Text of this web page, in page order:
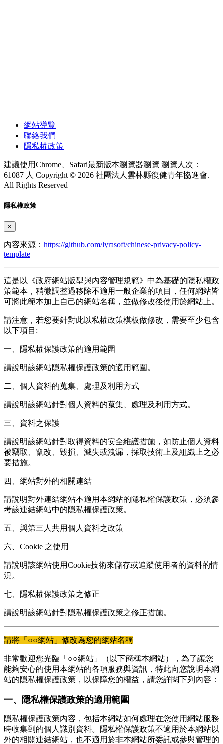
網站導覽
聯絡我們
隱私權政策
建議使用Chrome、Safari最新版本瀏覽器瀏覽 瀏覽人次：
61087 人 Copyright © 2026 社團法人雲林縣復健青年協進會.
All Rights Reserved
隱私權政策
×
內容來源： https://github.com/lyrasoft/chinese-privacy-policy-
template
這是以《政府網站版型與內容管理規範》中為基礎的隱私權政
策範本，稍微調整過移除不適用一般企業的項目，任何網站皆
可將此範本加上自己的網站名稱，並做修改後使用於網站上。
請注意，若您要針對此以私權政策模板做修改，需要至少包含
以下項目:
一、隱私權保護政策的適用範圍
請說明該網站隱私權保護政策的適用範圍。
二、個人資料的蒐集、處理及利用方式
請說明該網站針對個人資料的蒐集、處理及利用方式。
三、資料之保護
請說明該網站針對取得資料的安全維護措施，如防止個人資料
被竊取、竄改、毀損、滅失或洩漏，採取技術上及組織上之必
要措施。
四、網站對外的相關連結
請說明對外連結網站不適用本網站的隱私權保護政策，必須參
考該連結網站中的隱私權保護政策。
五、與第三人共用個人資料之政策
六、Cookie 之使用
請說明該網站使用Cookie技術來儲存或追蹤使用者的資料的情
況。
七、隱私權保護政策之修正
請說明該網站針對隱私權保護政策之修正措施。
請將「○○網站」修改為您的網站名稱
非常歡迎您光臨「○○網站」（以下簡稱本網站），為了讓您
能夠安心的使用本網站的各項服務與資訊，特此向您說明本網
站的隱私權保護政策，以保障您的權益，請您詳閱下列內容：
一、隱私權保護政策的適用範圍
隱私權保護政策內容，包括本網站如何處理在您使用網站服務
時收集到的個人識別資料。隱私權保護政策不適用於本網站以
外的相關連結網站，也不適用於非本網站所委託或參與管理的